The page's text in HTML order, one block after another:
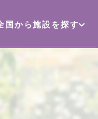
国から施設を探す